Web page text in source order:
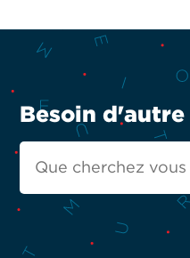
Besoin d'autre